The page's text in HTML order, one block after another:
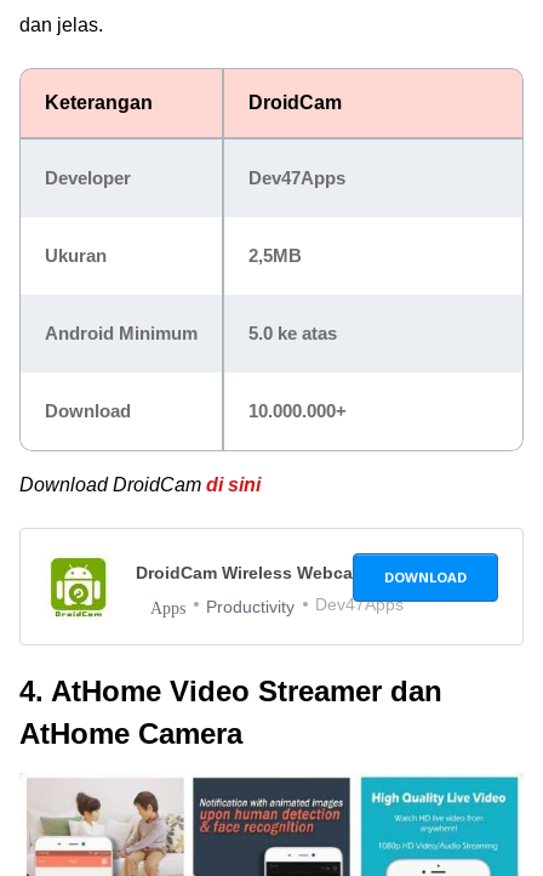
dan jelas.
Keterangan DroidCam
Developer Dev47Apps
Ukuran 2,5MB
Android Minimum 5.0 ke atas
Download 10.000.000+
Download DroidCam di sini
DroidCam Wireless Webcam 6.8.1
Apps Productivity Dev47Apps
DOWNLOAD
4. AtHome Video Streamer dan
AtHome Camera